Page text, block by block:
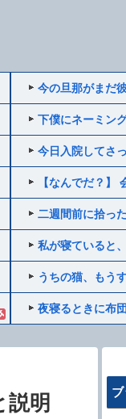
今の旦那がまだ
下僕にネーミン
今日入院してさ
【なんでだ？】
二週間前に拾っ
私が寝ていると
うちの猫、もう
夜寝るときに布
説明